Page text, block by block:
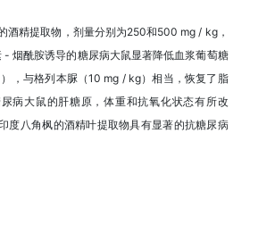
酒精提取物，剂量分别为250和500 mg / kg，
- 烟酰胺诱导的糖尿病大鼠显著降低血浆葡萄糖
，与格列本脲（10 mg / kg）相当，恢复了脂
病大鼠的肝糖原，体重和抗氧化状态有所改
度八角枫的酒精叶提取物具有显著的抗糖尿病